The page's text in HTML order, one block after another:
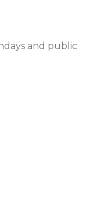
and public